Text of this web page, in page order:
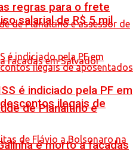
de Planaltino e
é morto a facadas
regras para o frete
salarial de R$ 5 mil
é indiciado pela PF em
ilegais de